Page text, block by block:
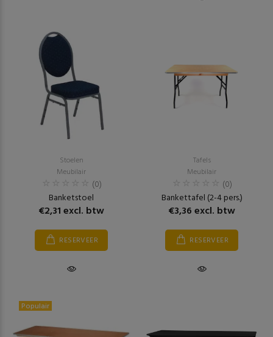
Stoelen
Meubilair
(0)
Banketstoel
€2,31 excl. btw
RESERVEER
Tafels
Meubilair
(0)
Bankettafel (2-4 pers.)
€3,36 excl. btw
RESERVEER
Populair